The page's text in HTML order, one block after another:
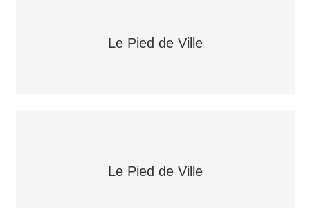
Le Pied de Ville
Le Pied de Ville